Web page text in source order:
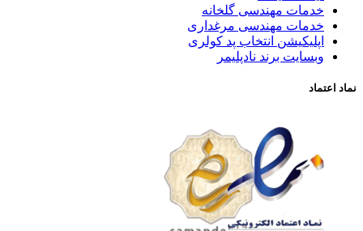
خدمات مهندسی گلخانه
خدمات مهندسی مرغداری
اپلیکیشن انتخاب پد کولری
وبسایت برند نادپلیمر
نماد اعتماد